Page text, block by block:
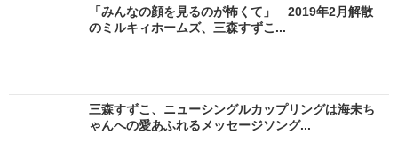
「みんなの顔を見るのが怖くて」 2019年2月解散
のミルキィホームズ、三森すずこ...
三森すずこ、ニューシングルカップリングは海未ち
ゃんへの愛あふれるメッセージソング...